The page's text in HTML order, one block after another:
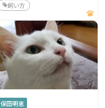
飼い方
保田明恵